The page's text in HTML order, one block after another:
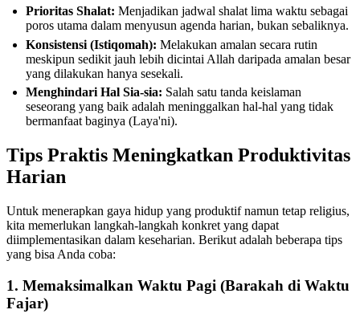
Prioritas Shalat: Menjadikan jadwal shalat lima waktu sebagai
poros utama dalam menyusun agenda harian, bukan sebaliknya.
Konsistensi (Istiqomah): Melakukan amalan secara rutin
meskipun sedikit jauh lebih dicintai Allah daripada amalan besar
yang dilakukan hanya sesekali.
Menghindari Hal Sia-sia: Salah satu tanda keislaman
seseorang yang baik adalah meninggalkan hal-hal yang tidak
bermanfaat baginya (Laya'ni).
Tips Praktis Meningkatkan Produktivitas
Harian
Untuk menerapkan gaya hidup yang produktif namun tetap religius,
kita memerlukan langkah-langkah konkret yang dapat
diimplementasikan dalam keseharian. Berikut adalah beberapa tips
yang bisa Anda coba:
1. Memaksimalkan Waktu Pagi (Barakah di Waktu
Fajar)